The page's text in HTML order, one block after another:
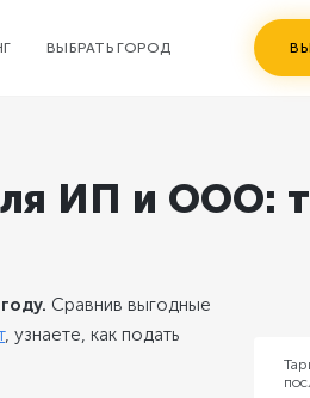
ВЫБРАТЬ ГОРОД
ИП и ООО:
Сравнив выгодные
, узнаете, как подать